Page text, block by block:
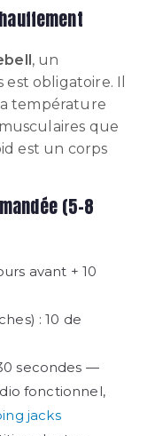
, un
obligatoire. Il
température
que
est un corps
(5–8
avant + 10
: 10 de
secondes —
fonctionnel,
jacks